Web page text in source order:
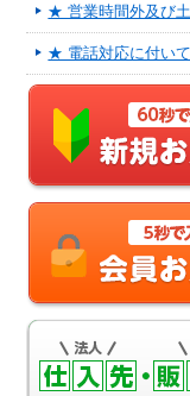
★ 営業時間外及び
★ 電話対応に付いて